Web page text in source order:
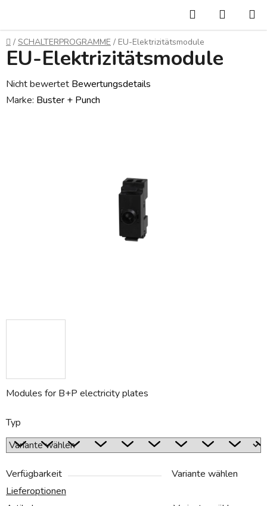
springen
Suchen
Startseite
/ SCHALTERPROGRAMME / EU-Elektrizitätsmodule
Modules for B+P electricity plates
Typ
Verfügbarkeit
Variante wählen
Lieferoptionen
EU-Elektrizitätsmodule
Die
durchschnittliche
Nicht bewertet Bewertungsdetails
Marke: Buster + Punch